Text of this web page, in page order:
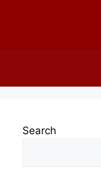
Search